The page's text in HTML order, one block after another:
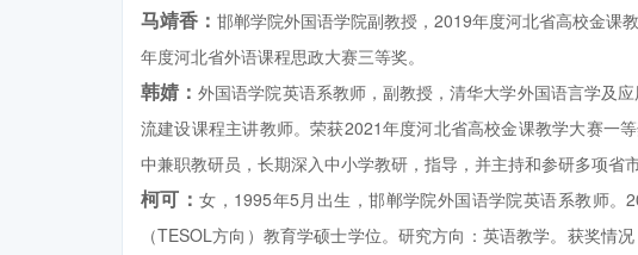
马靖香： 邯郸学院外国语学院副教授，2019年度河北省高校金课
年度河北省外语课程思政大赛三等奖。
韩婧：外国语学院英语系教师，副教授，清华大学外国语言学及
流建设课程主讲教师。荣获2021年度河北省高校金课教学大赛一
中兼职教研员，长期深入中小学教研，指导，并主持和参研多项省
柯可：女，1995年5月出生，邯郸学院外国语学院英语系教师
（TESOL方向）教育学硕士学位。研究方向：英语教学。获奖